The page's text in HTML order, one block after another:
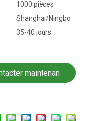
1000 pièces
Shanghai/Ningbo
35-40 jours
maintenan